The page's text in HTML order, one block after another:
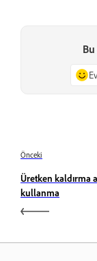
Önceki
Üretken kaldırma
kullanma